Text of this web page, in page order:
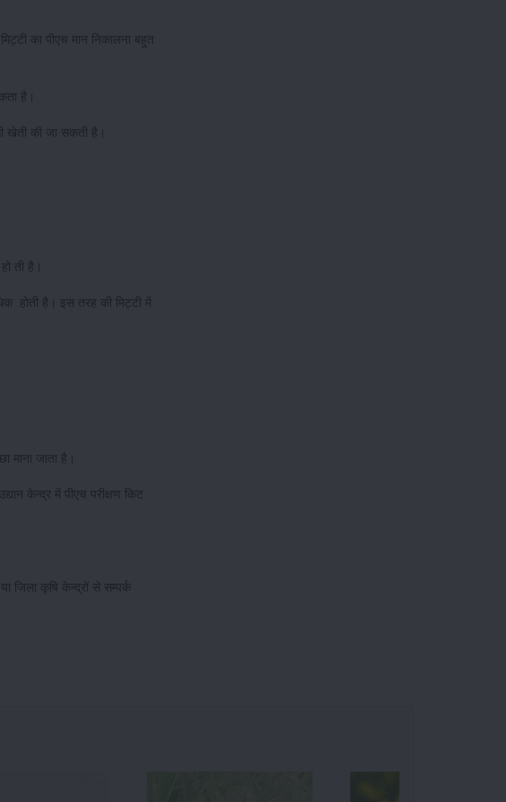
का पीएच मान निकालना बहुत
है।
खेती की जा सकती है।
ती है।
होती है। इस तरह की मिट्टी में
माना जाता है।
केन्द्र में पीएच परीक्षण किट
कृषि केन्द्रों से सम्पर्क